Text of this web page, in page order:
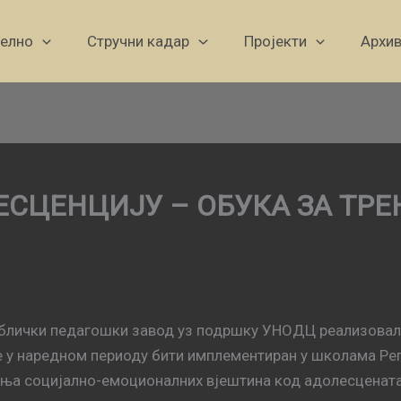
Стручни кадар Пројекти
– ОБУКА ЗА
педагошки завод уз подршку УНОДЦ
у наредном периоду бити имплементиран у школама
социјално-емоционалних вјештина код